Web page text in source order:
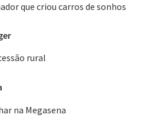
que criou carros de sonhos
rural
na Megasena